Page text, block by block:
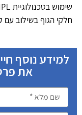
חלקי הגוף בשילוב
את